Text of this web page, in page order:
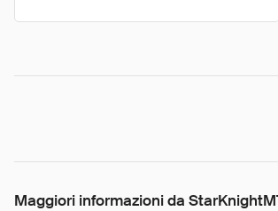
Maggiori informazioni da